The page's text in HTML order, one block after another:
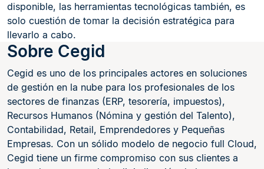
disponible, las herramientas tecnológicas también, es
solo cuestión de tomar la decisión estratégica para
llevarlo a cabo.
Sobre Cegid
Cegid es uno de los principales actores en soluciones
de gestión en la nube para los profesionales de los
sectores de finanzas (ERP, tesorería, impuestos),
Recursos Humanos (Nómina y gestión del Talento),
Contabilidad, Retail, Emprendedores y Pequeñas
Empresas. Con un sólido modelo de negocio full Cloud,
Cegid tiene un firme compromiso con sus clientes a